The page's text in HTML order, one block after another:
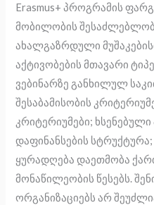
Erasmus+ პროგრამის
მობილობის
ახალგაზრდული
აქტივობების მთავარი
ვებინარზე განხილულ
შესაბამისობის
კრიტერიუმები;
დაფინანსების
ყურადღება დაეთმობა
მონაწილეობის წესებს.
ორგანიზაციებს არ
მობილობა
ახალგაზრდული
მუშაკებისთვის